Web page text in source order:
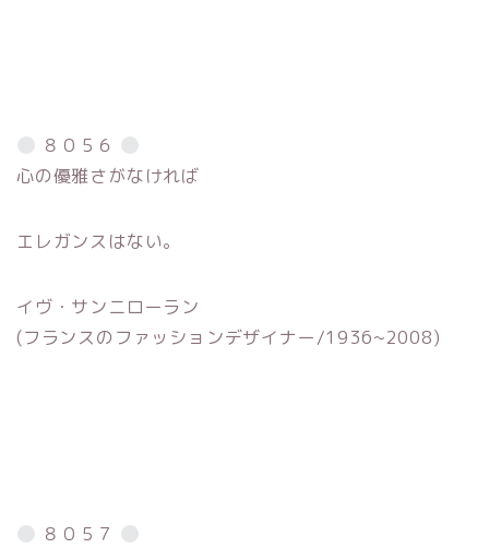
８０５６
心の優雅さがなければ
エレガンスはない。
イヴ・サンニローラン
(フランスのファッションデザイナー/1936~2008)
８０５７